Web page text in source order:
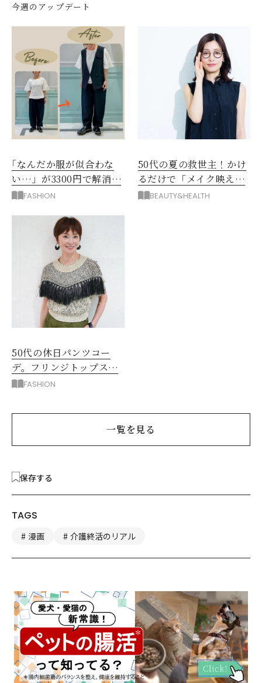
今週のアップデート
｢なんだか服が似合わな
い…」が3300円で解消！
阪神梅田のサービスが神
FASHION
50代の夏の救世主！かけ
るだけで「メイク映え」
する眼鏡
BEAUTY&HEALTH
50代の休日パンツコー
デ。フリンジトップスを
主役に洗練アースカラー
FASHION
一覧を見る
保存する
TAGS
漫画 介護終活のリアル